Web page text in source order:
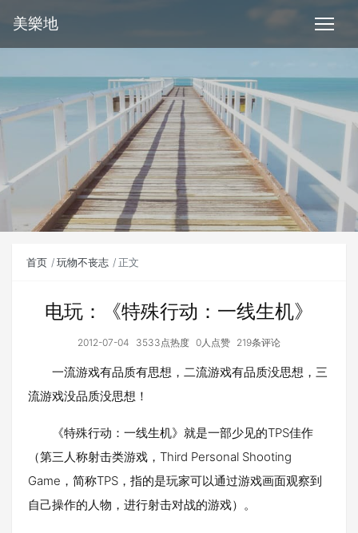
美樂地
首页 玩物不丧志 正文
电玩：《特殊行动：一线生机》
2012-07-04 3533点热度 0人点赞 219条评论
一流游戏有品质有思想，二流游戏有品质没思想，三
流游戏没品质没思想！
《特殊行动：一线生机》就是一部少见的TPS佳作
（第三人称射击类游戏，Third Personal Shooting
Game，简称TPS，指的是玩家可以通过游戏画面观察到
自己操作的人物，进行射击对战的游戏）。